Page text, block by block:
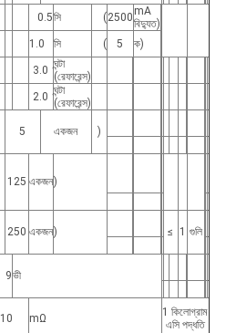
0.5সি ( 2500 mA
বিদ্যুত)
1.0 সি ( 5 ক)
3.0 ঘন্টা
(রেফারেন্স)
2.0 ঘন্টা
(রেফারেন্স)
5 একজন )
125 একজন)
250 একজন) ≤ 1 গুলি
9ভী
10 mΩ
1 কিলোগ্রাম
এসি পদ্ধতি